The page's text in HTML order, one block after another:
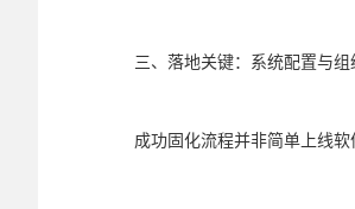
三、落地关键：系统配置与组
成功固化流程并非简单上线软